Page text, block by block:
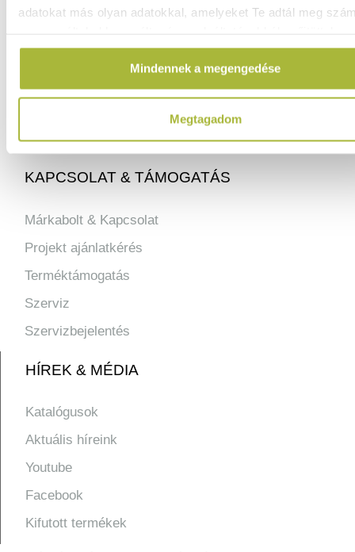
adatokat más olyan adatokkal, amelyeket Te adtál meg
Mindennek a megengedése
Megtagadom
info@hfse.hu
KAPCSOLAT & TÁMOGATÁS
Márkabolt & Kapcsolat
Projekt ajánlatkérés
Terméktámogatás
Szerviz
Szervizbejelentés
HÍREK & MÉDIA
Katalógusok
Aktuális híreink
Youtube
Facebook
Kifutott termékek